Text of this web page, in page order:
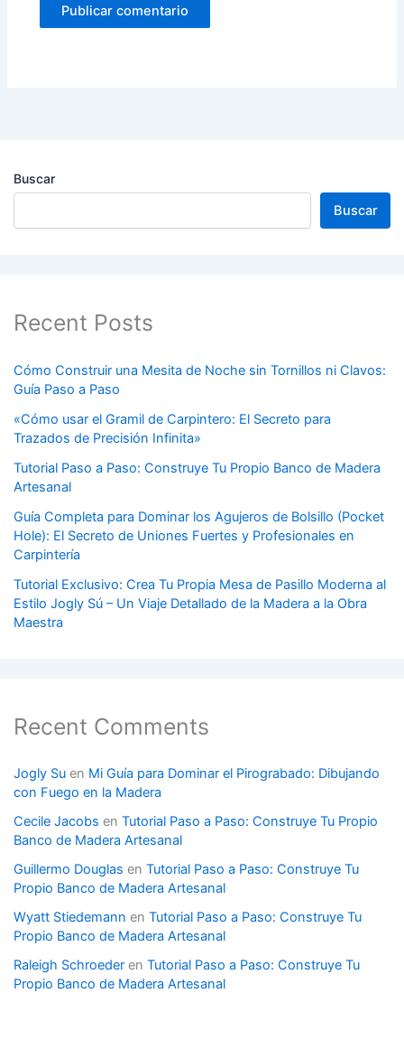
Buscar
Buscar
Recent Posts
Cómo Construir una Mesita de Noche sin Tornillos ni Clavos:
Guía Paso a Paso
«Cómo usar el Gramil de Carpintero: El Secreto para
Trazados de Precisión Infinita»
Tutorial Paso a Paso: Construye Tu Propio Banco de Madera
Artesanal
Guía Completa para Dominar los Agujeros de Bolsillo (Pocket
Hole): El Secreto de Uniones Fuertes y Profesionales en
Carpintería
Tutorial Exclusivo: Crea Tu Propia Mesa de Pasillo Moderna al
Estilo Jogly Sú – Un Viaje Detallado de la Madera a la Obra
Maestra
Recent Comments
Jogly Suen Mi Guía para Dominar el Pirograbado: Dibujando
con Fuego en la Madera
Cecile Jacobs en Tutorial Paso a Paso: Construye Tu Propio
Banco de Madera Artesanal
Guillermo Douglas en Tutorial Paso a Paso: Construye Tu
Propio Banco de Madera Artesanal
Wyatt Stiedemann en Tutorial Paso a Paso: Construye Tu
Propio Banco de Madera Artesanal
Raleigh Schroederen Tutorial Paso a Paso: Construye Tu
Propio Banco de Madera Artesanal